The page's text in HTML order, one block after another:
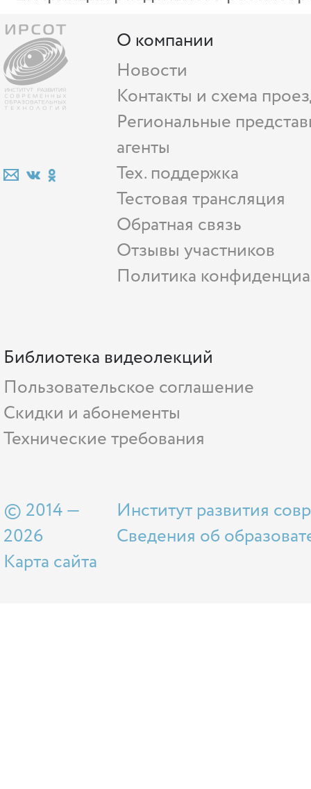
О компании
Новости
Контакты и схема
Региональные
агенты
Тех. поддержка
Тестовая трансляция
Обратная связь
Отзывы участников
Политика
Библиотека видеолекций
Пользовательское соглашение
Скидки и абонементы
Технические требования
© 2014 —
2026
Карта сайта
Институт развития
Сведения об